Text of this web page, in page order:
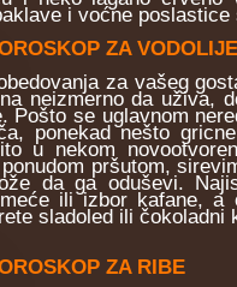
i voćne poslastice
ZA VODOLIJE
za vašeg
neizmerno da uživa,
Pošto se uglavnom
ponekad nešto
u nekom
pršutom,
da ga oduševi.
ili izbor kafane, a
sladoled ili čokoladni
ZA RIBE